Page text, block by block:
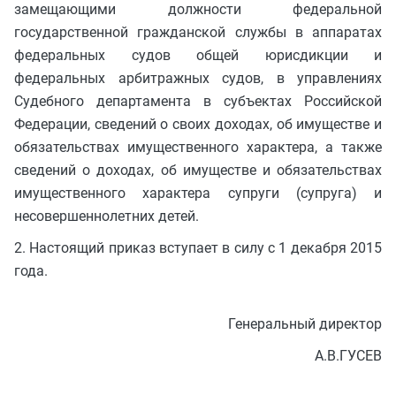
замещающими должности федеральной
государственной гражданской службы в аппаратах
федеральных судов общей юрисдикции и
федеральных арбитражных судов, в управлениях
Судебного департамента в субъектах Российской
Федерации, сведений о своих доходах, об имуществе и
обязательствах имущественного характера, а также
сведений о доходах, об имуществе и обязательствах
имущественного характера супруги (супруга) и
несовершеннолетних детей.
2. Настоящий приказ вступает в силу с 1 декабря 2015
года.
Генеральный директор
А.В.ГУСЕВ